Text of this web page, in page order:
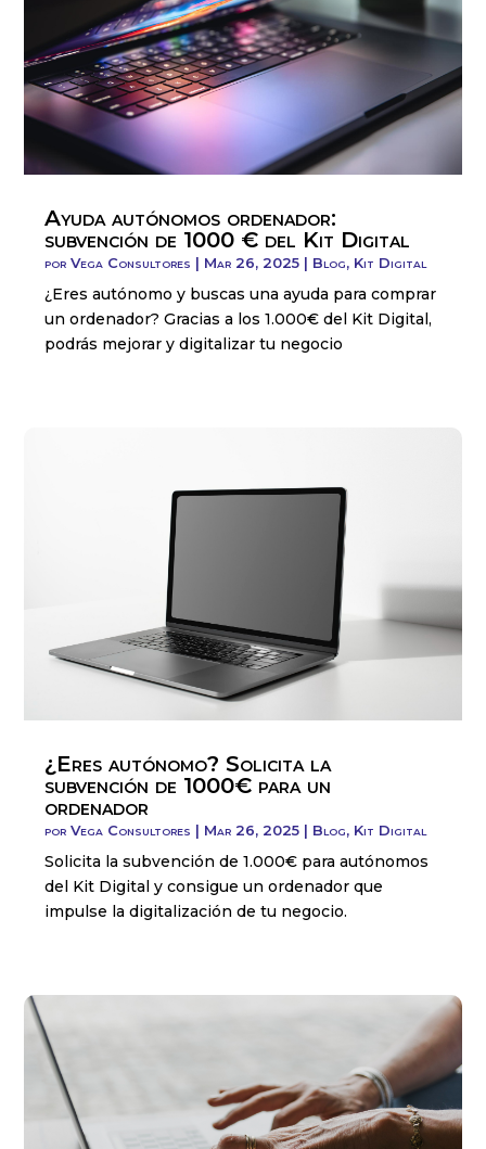
Ayuda autónomos ordenador:
subvención de 1000 € del Kit Digital
porVega Consultores | Mar 26, 2025 | Blog, Kit Digital
¿Eres autónomo y buscas una ayuda para comprar
un ordenador? Gracias a los 1.000€ del Kit Digital,
podrás mejorar y digitalizar tu negocio
¿Eres autónomo? Solicita la
subvención de 1000€ para un
ordenador
porVega Consultores | Mar 26, 2025 | Blog, Kit Digital
Solicita la subvención de 1.000€ para autónomos
del Kit Digital y consigue un ordenador que
impulse la digitalización de tu negocio.